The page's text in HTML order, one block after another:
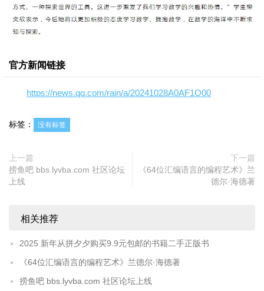
官方新闻链接
https://news.qq.com/rain/a/20241028A0AF1O00
标签： 没有标签
上一篇
捞鱼吧 bbs.lyvba.com 社区论坛
上线
下一篇
《64位汇编语言的编程艺术》兰
德尔·海德著
相关推荐
2025 新年从拼夕夕购买9.9元包邮的书籍二手正版书
《64位汇编语言的编程艺术》兰德尔·海德著
捞鱼吧 bbs.lyvba.com 社区论坛上线